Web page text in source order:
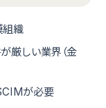
組織
厳しい業界（金
が必要